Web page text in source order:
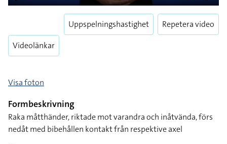
Play
Enter
Videolänkar
Uppspelningshastighet Repetera video
Visa foton
Formbeskrivning
Raka måtthänder, riktade mot varandra och inåtvända, förs
nedåt med bibehållen kontakt från respektive axel